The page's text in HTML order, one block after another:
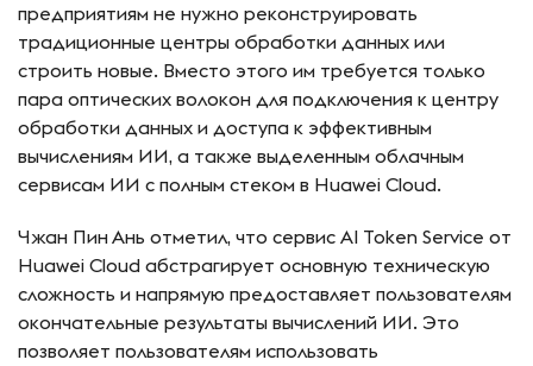
предприятиям не нужно реконструировать
традиционные центры обработки данных или
строить новые. Вместо этого им требуется только
пара оптических волокон для подключения к центру
обработки данных и доступа к эффективным
вычислениям ИИ, а также выделенным облачным
сервисам ИИ с полным стеком в Huawei Cloud.
Чжан Пин Ань отметил, что сервис AI Token Service от
Huawei Cloud абстрагирует основную техническую
сложность и напрямую предоставляет пользователям
окончательные результаты вычислений ИИ. Это
позволяет пользователям использовать